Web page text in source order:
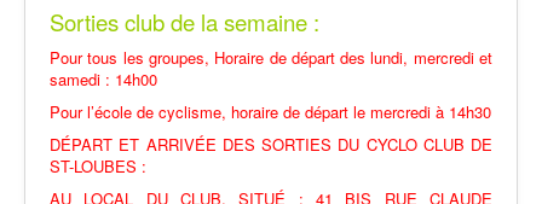
Sorties club de la semaine :
Pour tous les groupes, Horaire de départ des lundi, mercredi et
samedi : 14h00
Pour l’école de cyclisme, horaire de départ le mercredi à 14h30
DÉPART ET ARRIVÉE DES SORTIES DU CYCLO CLUB DE
ST-LOUBES :
AU LOCAL DU CLUB, SITUÉ : 41 BIS RUE CLAUDE